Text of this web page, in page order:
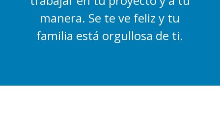
manera. Se te ve feliz y tu
familia está orgullosa de ti.